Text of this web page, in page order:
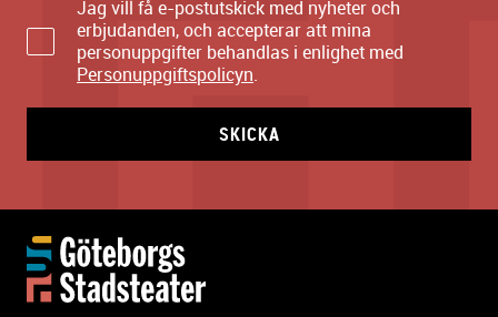
Jag vill få e-postutskick med nyheter och
erbjudanden, och accepterar att mina
personuppgifter behandlas i enlighet med
Personuppgiftspolicyn.
SKICKA